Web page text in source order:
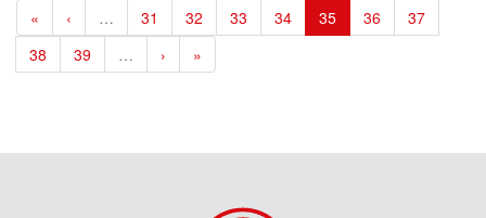
« ‹ … 31 32 33 34 35 36
37
38
39 … › »